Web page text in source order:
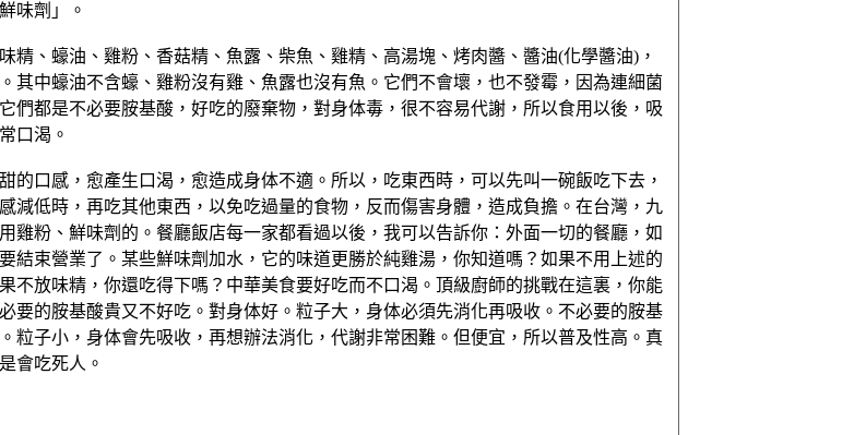
味劑」。
精、蠔油、雞粉、香菇精、魚露、柴魚、雞精、高湯塊、烤肉醬、醬油(化學醬油)，
其中蠔油不含蠔、雞粉沒有雞、魚露也沒有魚。它們不會壞，也不發霉，因為連細菌
們都是不必要胺基酸，好吃的廢棄物，對身体毒，很不容易代謝，所以食用以後，吸
口渴。
的口感，愈產生口渴，愈造成身体不適。所以，吃東西時，可以先叫一碗飯吃下去，
減低時，再吃其他東西，以免吃過量的食物，反而傷害身體，造成負擔。在台灣，九
雞粉、鮮味劑的。餐廳飯店每一家都看過以後，我可以告訴你：外面一切的餐廳，如
結束營業了。某些鮮味劑加水，它的味道更勝於純雞湯，你知道嗎？如果不用上述的
不放味精，你還吃得下嗎？中華美食要好吃而不口渴。頂級廚師的挑戰在這裏，你能
要的胺基酸貴又不好吃。對身体好。粒子大，身体必須先消化再吸收。不必要的胺基
粒子小，身体會先吸收，再想辦法消化，代謝非常困難。但便宜，所以普及性高。真
會吃死人。